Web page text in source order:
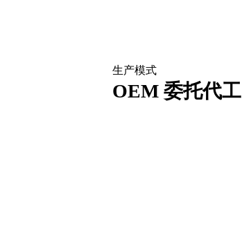
生产模式
OEM 委托代工